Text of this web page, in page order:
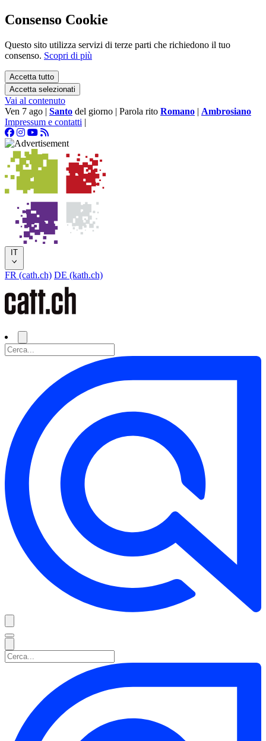
Consenso Cookie
Questo sito utilizza servizi di terze parti che richiedono il tuo
consenso. Scopri di più
Accetta tutto
Accetta selezionati
Vai al contenuto
Ven 7 ago | Santo del giorno | Parola rito Romano | Ambrosiano
Impressum e contatti |
IT
FR (cath.ch) DE (kath.ch)